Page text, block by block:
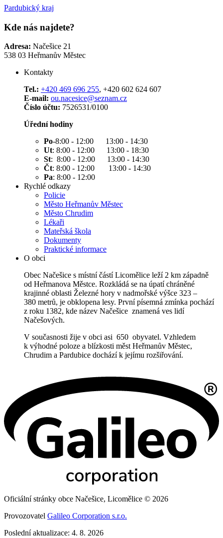
Pardubický kraj
Kde nás najdete?
Adresa: Načešice 21
538 03 Heřmanův Městec
Kontakty
Tel.: +420 469 696 255, +420 602 624 607
E-mail: ou.nacesice@seznam.cz
Číslo účtu: 7526531/0100
Úřední hodiny
Po-8:00 - 12:00 13:00 - 14:30
Ut: 8:00 - 12:00 13:00 - 18:30
St: 8:00 - 12:00 13:00 - 14:30
Čt: 8:00 - 12:00 13:00 - 14:30
Pa: 8:00 - 12:00
Rychlé odkazy
Policie
Město Heřmanův Městec
Město Chrudim
Lékaři
Mateřská škola
Dokumenty
Praktické informace
O obci
Obec Načešice s místní částí Licomělice leží 2 km západně
od Heřmanova Městce. Rozkládá se na úpatí chráněné
krajinné oblasti Železné hory v nadmořské výšce 323 –
380 metrů, je obklopena lesy. První písemná zmínka pochází
z roku 1382, kde název Načešice znamená ves lidí
Načešových.
V současnosti žije v obci asi 650 obyvatel. Vzhledem
k výhodné poloze a blízkosti měst Heřmanův Městec,
Chrudim a Pardubice dochází k jejímu rozšiřování.
Oficiální stránky obce Načešice, Licomělice © 2026
Provozovatel Galileo Corporation s.r.o.
Poslední aktualizace: 4. 8. 2026